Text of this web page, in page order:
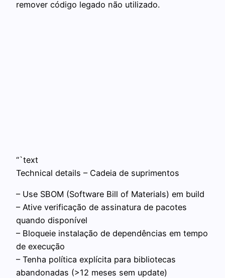
remover código legado não utilizado.
“`text
Technical details – Cadeia de suprimentos
– Use SBOM (Software Bill of Materials) em build
– Ative verificação de assinatura de pacotes
quando disponível
– Bloqueie instalação de dependências em tempo
de execução
– Tenha política explícita para bibliotecas
abandonadas (>12 meses sem update)